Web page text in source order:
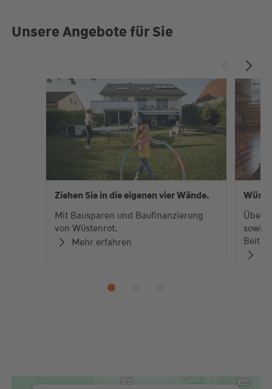
Unsere Angebote für Sie
Ziehen Sie in die eigenen vier Wände.
Mit Bausparen und Baufinanzierung
von Wüstenrot.
Mehr erfahren
Über
sowie